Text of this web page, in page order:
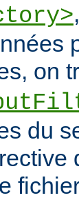
on
du